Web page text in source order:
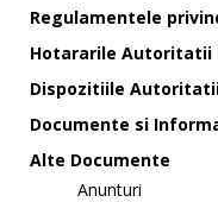
Regulamentele
Hotararile Autoritatii
Dispozitiile
Documente si
Alte Documente
Anunturi